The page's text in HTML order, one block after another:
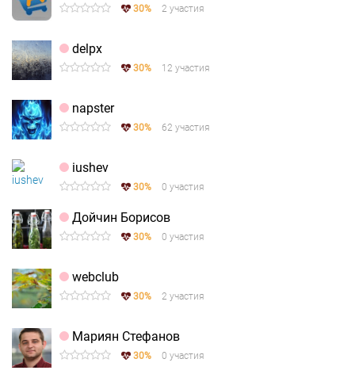
30% 2 участия
delpx
30% 12 участия
napster
30% 62 участия
iushev
30% 0 участия
Дойчин Борисов
30% 0 участия
webclub
30% 2 участия
Мариян Стефанов
30% 0 участия